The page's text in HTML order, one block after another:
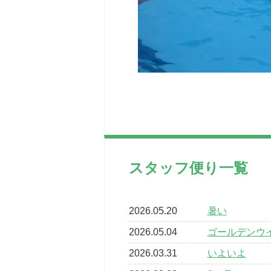
スタッフ便り一覧
2026.05.20 暑い
2026.05.04 ゴールデンウ
2026.03.31 いよいよ